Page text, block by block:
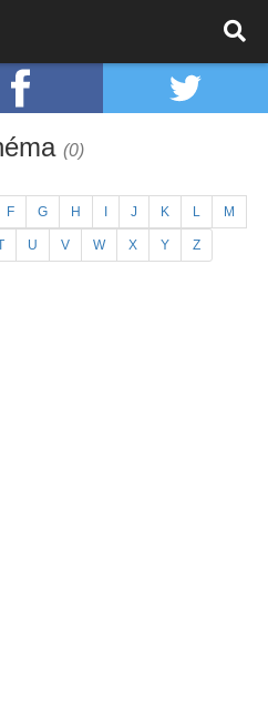
(0)
F G H J K L M
U V W X Y Z